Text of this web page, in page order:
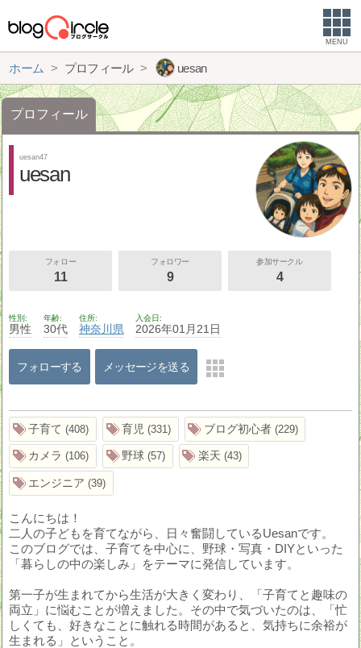
MENU
ホーム プロフィール uesan
プロフィール
uesan47
uesan
フォロー
11
フォロワー
9
参加サークル
4
性別
男性
年齢
30代
住所
神奈川県
入会日
2026年01月21日
フォローする メッセージを送る
子育て 408 育児 331 ブログ初心者 229
カメラ 106 野球 57 楽天 43
エンジニア 39
こんにちは！
二人の子どもを育てながら、日々奮闘しているUesanです。
このブログでは、子育てを中心に、野球・写真・DIYといった
「暮らしの中の楽しみ」をテーマに発信しています。
第一子が生まれてから生活が大きく変わり、「子育てと趣味の
両立」に悩むことが増えました。その中で気づいたのは、「忙
しくても、好きなことに触れる時間があると、気持ちに余裕が
生まれる」ということ。